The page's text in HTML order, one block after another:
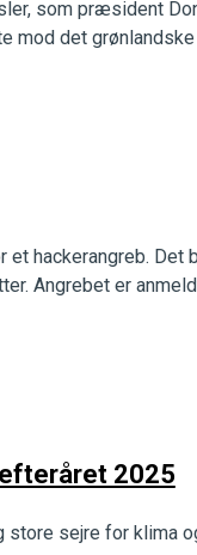
som præsident
mod det
hackerangreb. Det
Angrebet er
2025
store sejre for klima